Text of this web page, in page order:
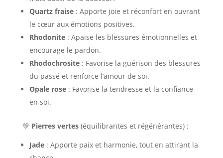
Quartz fraise: Apporte joie et réconfort en ouvrant
le cœur aux émotions positives.
Rhodonite: Apaise les blessures émotionnelles et
encourage le pardon.
Rhodochrosite: Favorise la guérison des blessures
du passé et renforce l’amour de soi.
Opale rose: Favorise la tendresse et la confiance
en soi.
💚 Pierres vertes(équilibrantes et régénérantes) :
Jade: Apporte paix et harmonie, tout en attirant la